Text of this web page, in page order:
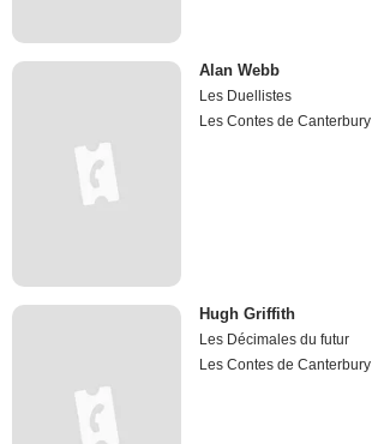
Alan Webb
Les Duellistes
Les Contes de Canterbury
Hugh Griffith
Les Décimales du futur
Les Contes de Canterbury